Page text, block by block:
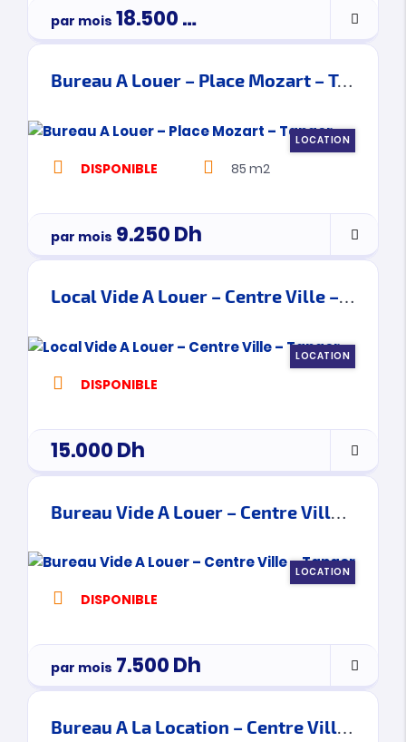
par mois 18.500Dh
Bureau A Louer – Place Mozart – Tanger
LOCATION
DISPONIBLE 85 m2
par mois 9.250Dh
Local Vide A Louer – Centre Ville – Tanger
LOCATION
DISPONIBLE
15.000Dh
Bureau Vide A Louer – Centre Ville – Tanger
LOCATION
DISPONIBLE
par mois 7.500Dh
Bureau A La Location – Centre Ville – Tanger